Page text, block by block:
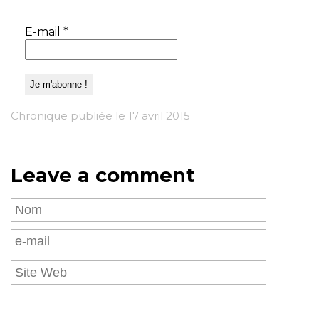
E-mail *
Chronique publiée le 17 avril 2015
Leave a comment